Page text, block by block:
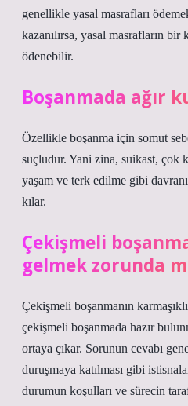
genellikle yasal masrafları
kazanılırsa, yasal masrafların bir
ödenebilir.
Boşanmada ağır
Özellikle boşanma için somut
suçludur. Yani zina, suikast, çok
yaşam ve terk edilme gibi
kılar.
Çekişmeli
gelmek zorunda
Çekişmeli boşanmanın
çekişmeli boşanmada hazır
ortaya çıkar. Sorunun cevabı
duruşmaya katılması gibi
durumun koşulları ve sürecin